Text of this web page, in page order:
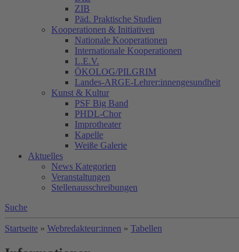
ZIB
Päd. Praktische Studien
Kooperationen & Initiativen
Nationale Kooperationen
Internationale Kooperationen
L.E.V.
ÖKOLOG/PILGRIM
Landes-ARGE-Lehrer:innengesundheit
Kunst & Kultur
PSF Big Band
PHDL-Chor
Improtheater
Kapelle
Weiße Galerie
Aktuelles
News Kategorien
Veranstaltungen
Stellenausschreibungen
Suche
Startseite » Webredakteur:innen » Tabellen